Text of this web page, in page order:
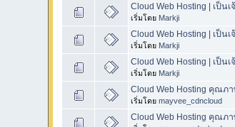
Cloud Web Hosting | เป็น
เริ่มโดย Markji
Cloud Web Hosting | เป็น
เริ่มโดย Markji
Cloud Web Hosting | เป็น
เริ่มโดย Markji
Cloud Web Hosting คุณภ
เริ่มโดยmayvee_cdncloud
Cloud Web Hosting คุณภ